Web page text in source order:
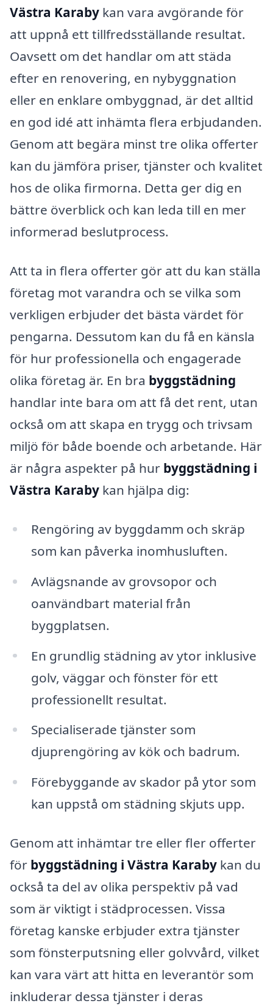
Västra Karaby kan vara avgörande för
att uppnå ett tillfredsställande resultat.
Oavsett om det handlar om att städa
efter en renovering, en nybyggnation
eller en enklare ombyggnad, är det alltid
en god idé att inhämta flera erbjudanden.
Genom att begära minst tre olika offerter
kan du jämföra priser, tjänster och kvalitet
hos de olika firmorna. Detta ger dig en
bättre överblick och kan leda till en mer
informerad beslutprocess.
Att ta in flera offerter gör att du kan ställa
företag mot varandra och se vilka som
verkligen erbjuder det bästa värdet för
pengarna. Dessutom kan du få en känsla
för hur professionella och engagerade
olika företag är. En bra byggstädning
handlar inte bara om att få det rent, utan
också om att skapa en trygg och trivsam
miljö för både boende och arbetande. Här
är några aspekter på hur byggstädning i
Västra Karaby kan hjälpa dig:
Rengöring av byggdamm och skräp
som kan påverka inomhusluften.
Avlägsnande av grovsopor och
oanvändbart material från
byggplatsen.
En grundlig städning av ytor inklusive
golv, väggar och fönster för ett
professionellt resultat.
Specialiserade tjänster som
djuprengöring av kök och badrum.
Förebyggande av skador på ytor som
kan uppstå om städning skjuts upp.
Genom att inhämtar tre eller fler offerter
för byggstädning i Västra Karaby kan du
också ta del av olika perspektiv på vad
som är viktigt i städprocessen. Vissa
företag kanske erbjuder extra tjänster
som fönsterputsning eller golvvård, vilket
kan vara värt att hitta en leverantör som
inkluderar dessa tjänster i deras